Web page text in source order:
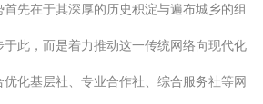
先在于其深厚的历史积淀与遍布城乡的组
此，而是着力推动这一传统网络向现代化
化基层社、专业合作社、综合服务社等网